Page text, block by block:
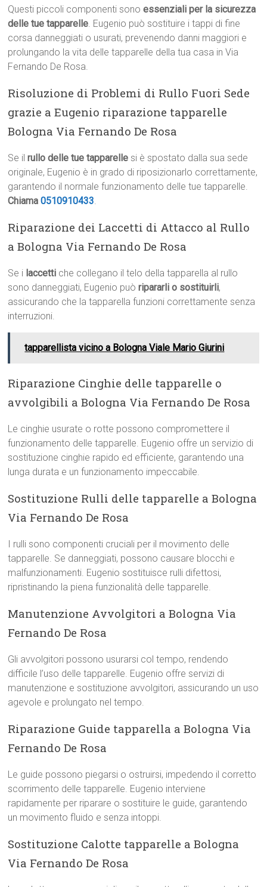
Questi piccoli componenti sonoessenziali per la sicurezza
delle tue tapparelle. Eugenio può sostituire i tappi di fine
corsa danneggiati o usurati, prevenendo danni maggiori e
prolungando la vita delle tapparelle della tua casa in Via
Fernando De Rosa.
Risoluzione di Problemi di Rullo Fuori Sede
grazie a Eugenio riparazione tapparelle
Bologna Via Fernando De Rosa
Se ilrullo delle tue tapparelle si è spostato dalla sua sede
originale, Eugenio è in grado di riposizionarlo correttamente,
garantendo il normale funzionamento delle tue tapparelle.
Chiama0510910433.
Riparazione dei Laccetti di Attacco al Rullo
a Bologna Via Fernando De Rosa
Se i laccetti che collegano il telo della tapparella al rullo
sono danneggiati, Eugenio puòripararli o sostituirli,
assicurando che la tapparella funzioni correttamente senza
interruzioni.
tapparellista vicino a Bologna Viale Mario Giurini
Riparazione Cinghie delle tapparelle o
avvolgibili a Bologna Via Fernando De Rosa
Le cinghie usurate o rotte possono compromettere il
funzionamento delle tapparelle. Eugenio offre un servizio di
sostituzione cinghie rapido ed efficiente, garantendo una
lunga durata e un funzionamento impeccabile.
Sostituzione Rulli delle tapparelle a Bologna
Via Fernando De Rosa
I rulli sono componenti cruciali per il movimento delle
tapparelle. Se danneggiati, possono causare blocchi e
malfunzionamenti. Eugenio sostituisce rulli difettosi,
ripristinando la piena funzionalità delle tapparelle.
Manutenzione Avvolgitori a Bologna Via
Fernando De Rosa
Gli avvolgitori possono usurarsi col tempo, rendendo
difficile l’uso delle tapparelle. Eugenio offre servizi di
manutenzione e sostituzione avvolgitori, assicurando un uso
agevole e prolungato nel tempo.
Riparazione Guide tapparella a Bologna Via
Fernando De Rosa
Le guide possono piegarsi o ostruirsi, impedendo il corretto
scorrimento delle tapparelle. Eugenio interviene
rapidamente per riparare o sostituire le guide, garantendo
un movimento fluido e senza intoppi.
Sostituzione Calotte tapparelle a Bologna
Via Fernando De Rosa